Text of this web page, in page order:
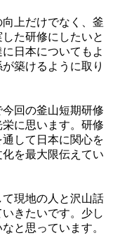
上だけでなく、釜
た研修にしたいと
日本についてもよ
築けるように取り
回の釜山短期研修
に思います。研修
して日本に関心を
を最大限伝えてい
現地の人と沢山話
きたいです。少し
と思っています。